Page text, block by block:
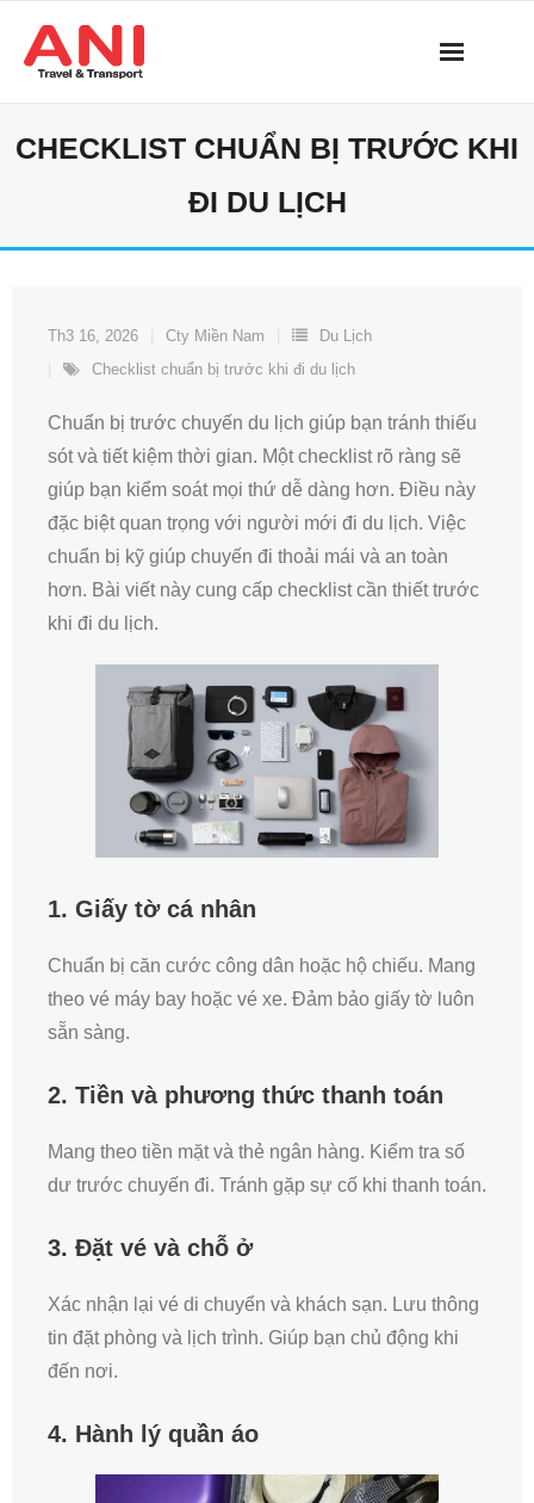
content
CHECKLIST CHUẨN BỊ TRƯỚC KHI
ĐI DU LỊCH
Th3 16, 2026 Cty Miền Nam
Du Lịch
Checklist chuẩn bị trước khi đi du lịch
Chuẩn bị trước chuyến du lịch giúp bạn tránh thiếu
sót và tiết kiệm thời gian. Một checklist rõ ràng sẽ
giúp bạn kiểm soát mọi thứ dễ dàng hơn. Điều này
đặc biệt quan trọng với người mới đi du lịch. Việc
chuẩn bị kỹ giúp chuyến đi thoải mái và an toàn
hơn. Bài viết này cung cấp checklist cần thiết trước
khi đi du lịch.
1. Giấy tờ cá nhân
Chuẩn bị căn cước công dân hoặc hộ chiếu. Mang
theo vé máy bay hoặc vé xe. Đảm bảo giấy tờ luôn
sẵn sàng.
2. Tiền và phương thức thanh toán
Mang theo tiền mặt và thẻ ngân hàng. Kiểm tra số
dư trước chuyến đi. Tránh gặp sự cố khi thanh toán.
3. Đặt vé và chỗ ở
Xác nhận lại vé di chuyển và khách sạn. Lưu thông
tin đặt phòng và lịch trình. Giúp bạn chủ động khi
đến nơi.
4. Hành lý quần áo